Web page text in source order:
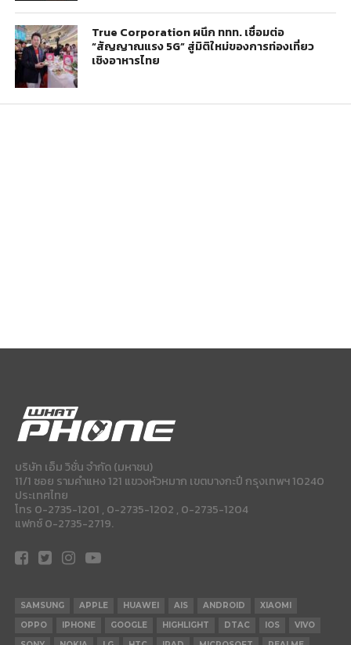
True Corporation ผนึก ททท. เชื่อมต่อ
“สัญญาณแรง 5G” สู่มิติใหม่ของการท่องเที่ยว
เชิงอาหารไทย
บริษัท เอ็ม วิชั่น จำกัด (มหาชน)
11/1 ซอย รามคำแหง 121 แขวงหัวหมาก เขตบางกะปี กรุงเทพฯ 10240
ประเทศไทย
โทร 0-2735-1201 , 0-2735-1202 , 0-2735-1204
แฟกซ์ 0-2735-2719.
SAMSUNG APPLE HUAWEI AIS ANDROID
XIAOMI
OPPO
IPHONE GOOGLE HIGHLIGHT DTAC IOS
VIVO